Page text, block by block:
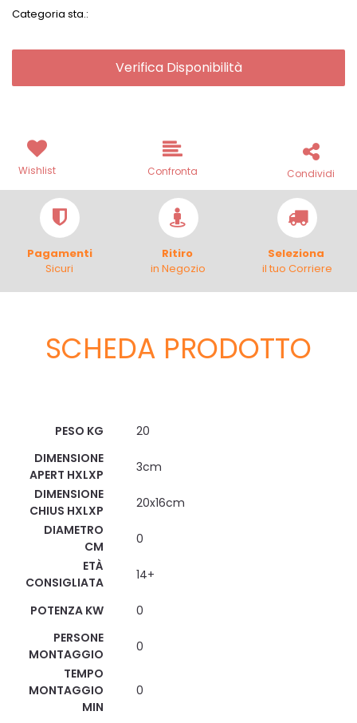
Categoria sta.:
Verifica Disponibilità
Wishlist Confronta Condividi
Pagamenti
Sicuri
Ritiro
in Negozio
Seleziona
il tuo Corriere
SCHEDA PRODOTTO
PESO KG
20
DIMENSIONE
APERT HXLXP
3cm
DIMENSIONE
CHIUS HXLXP
20x16cm
DIAMETRO
CM
0
ETÀ
CONSIGLIATA
14+
POTENZA KW
0
PERSONE
MONTAGGIO
0
TEMPO
MONTAGGIO
MIN
0